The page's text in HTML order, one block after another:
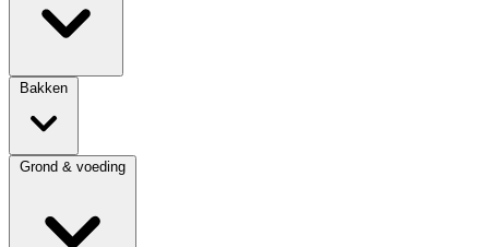
Bakken
Grond & voeding